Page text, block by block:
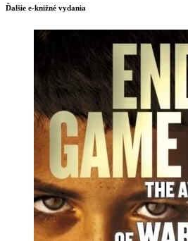
Ďalšie e-knižné vydania